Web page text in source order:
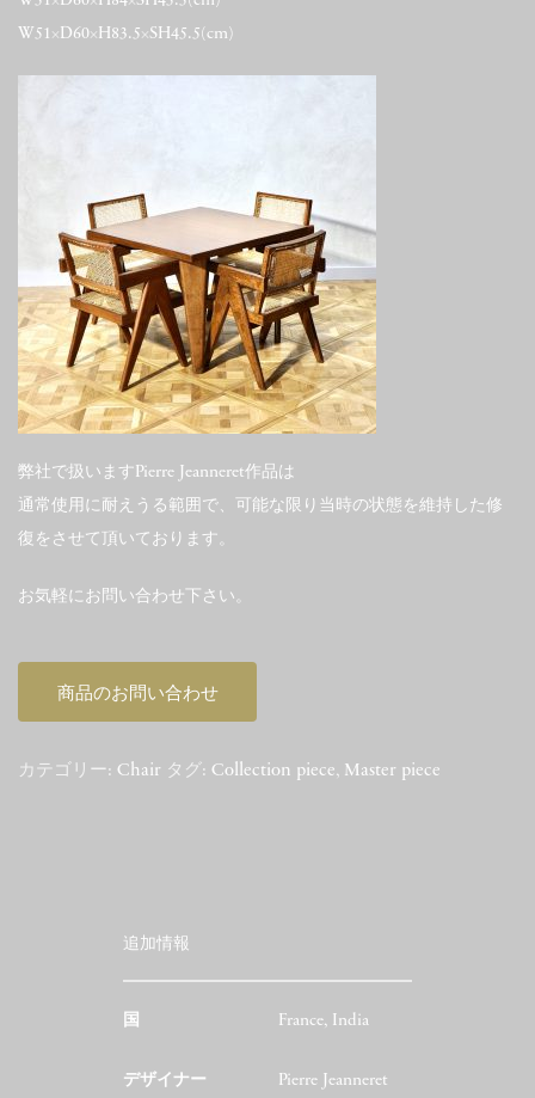
W51×D60×H83.5×SH45.5(cm)
弊社で扱いますPierre Jeanneret作品は
通常使用に耐えうる範囲で、可能な限り当時の状態を維持した修
復をさせて頂いております。
お気軽にお問い合わせ下さい。
商品のお問い合わせ
カテゴリー: Chair タグ: Collection piece, Master piece
追加情報
国 France, India
デザイナー Pierre Jeanneret